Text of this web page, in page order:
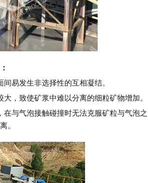
易发生非选择性的互相凝结。
，致使矿浆中难以分离的细粒矿物增加。
与气泡接触碰撞时无法克服矿粒与气泡之
。